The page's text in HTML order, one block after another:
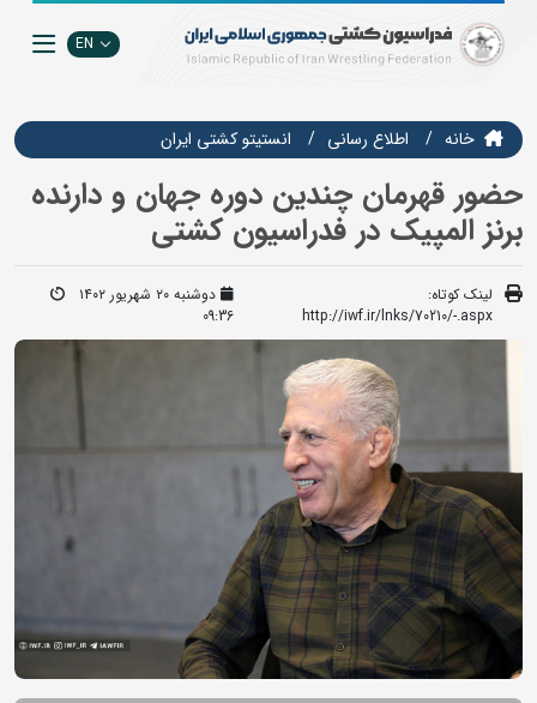
EN
خانه اطلاع رسانی انستيتو كشتي ايران
حضور قهرمان چندین دوره جهان و دارنده
برنز المپیک در فدراسیون کشتی
لینک کوتاه:
http://iwf.ir/lnks/70210/-.aspx
دوشنبه ۲۰ شهریور ۱۴۰۲
09:36